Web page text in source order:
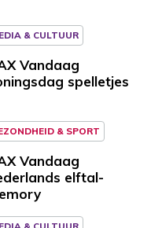
& CULTUUR
Vandaag
spelletjes
& SPORT
Vandaag
elftal-